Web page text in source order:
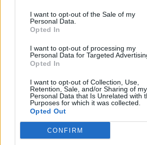
I want to opt-out of the Sale of my
Personal Data.
Opted In
I want to opt-out of processing my
Personal Data for Targeted
Opted In
I want to opt-out of Collection, Use,
Retention, Sale, and/or Sharing of my
Personal Data that Is Unrelated with
Purposes for which it was collected.
Opted Out
CONFIRM
informacje z życia Kościoła w
Jednak bez Twojej pomocy
zadaniu będzie coraz trudniejsze.
Dlatego prosimy Cię owsparcie
Dzięki Tobie będziemy mogli
misję. Więcej informacji znajdziesz